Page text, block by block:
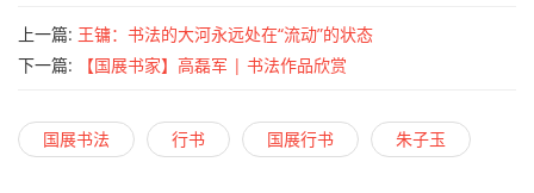
上一篇: 王镛：书法的大河永远处在“流动”的状态
下一篇:
【国展书家】高磊军 | 书法作品欣赏
国展书法 行书 国展行书 朱子玉